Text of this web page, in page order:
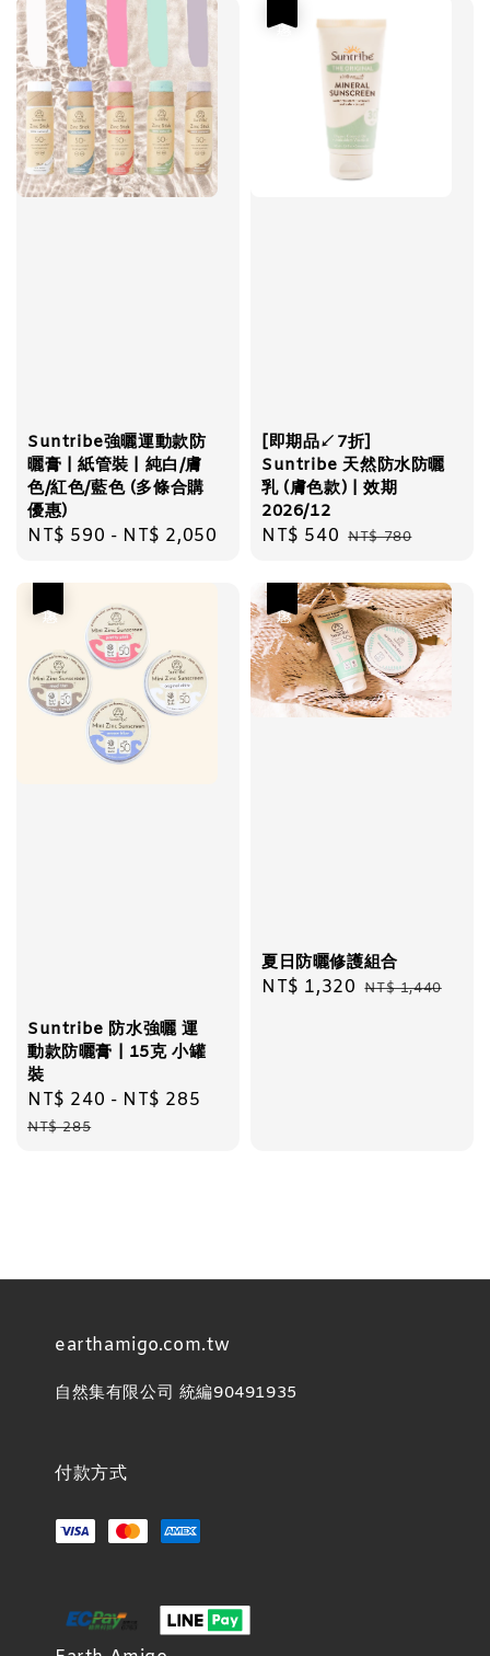
Suntribe強曬運動款防
曬膏 | 紙管裝 | 純白/膚
色/紅色/藍色 (多條合購
優惠)
Regular
NT$ 590 - NT$ 2,050
[即期品↙7折]
Suntribe 天然防水防曬
乳 (膚色款) | 效期
2026/12
Sale
NT$ 540 Regular
NT$ 780
Suntribe 防水強曬 運
動款防曬膏 | 15克 小罐
裝
Sale
price
NT$ 240 - NT$ 285
NT$ 285
夏日防曬修護組合
Sale
NT$ 1,320 Regular
NT$ 1,440
earthamigo.com.tw
自然集有限公司 統編90491935
付款方式